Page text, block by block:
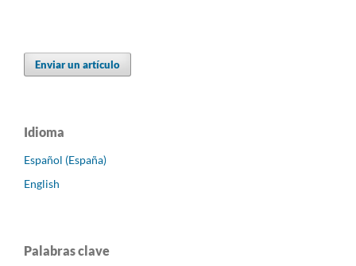
Enviar un artículo
Idioma
Español (España)
English
Palabras clave